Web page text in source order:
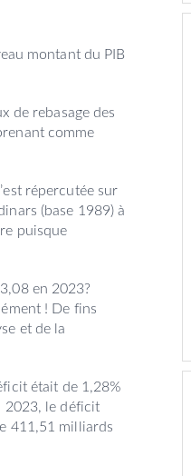
montant du PIB
de rebasage des
comme
répercutée sur
(base 1989) à
puisque
en 2023?
! De fins
et de la
était de 1,28%
2023, le déficit
411,51 milliards